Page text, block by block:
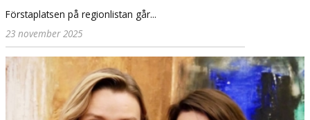
Förstaplatsen på regionlistan går...
23 november 2025